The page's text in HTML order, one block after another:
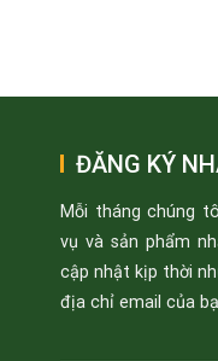
ĐĂNG KÝ
Mỗi tháng chúng
vụ và sản phẩm
cập nhật kịp thời
địa chỉ email của